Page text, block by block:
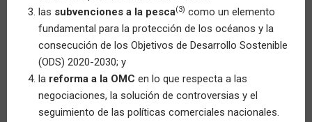
las subvenciones a la pesca(3) como un elemento
fundamental para la protección de los océanos y la
consecución de los Objetivos de Desarrollo Sostenible
(ODS) 2020-2030; y
la reforma a la OMC en lo que respecta a las
negociaciones, la solución de controversias y el
seguimiento de las políticas comerciales nacionales.